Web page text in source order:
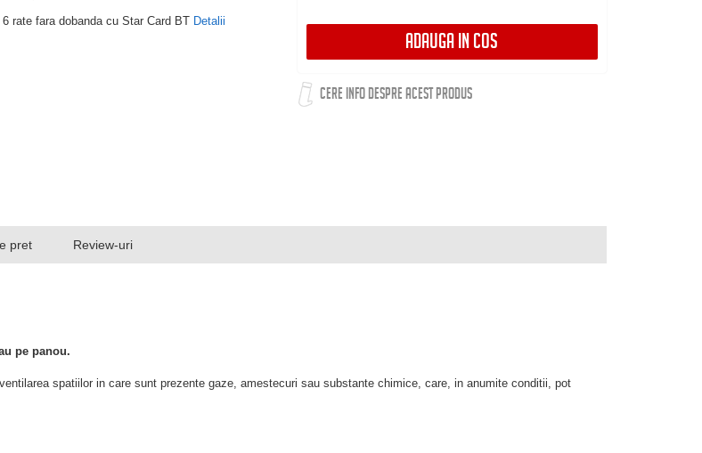
ADAUGA IN COS
CERE INFO DESPRE ACEST PRODUS
6 rate fara dobanda cu Star Card BT Detalii
pret Review-uri
pe panou.
spatiilor in care sunt prezente gaze, amestecuri sau substante chimice, care, in anumite conditii, pot